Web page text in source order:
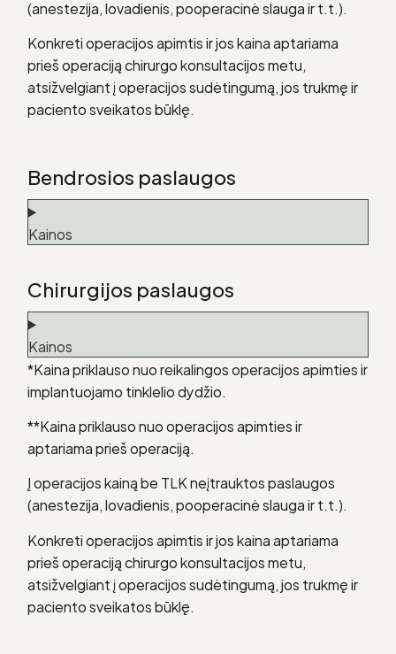
(anestezija, lovadienis, pooperacinė slauga ir t.t.).
Konkreti operacijos apimtis ir jos kaina aptariama
prieš operaciją chirurgo konsultacijos metu,
atsižvelgiant į operacijos sudėtingumą, jos trukmę ir
paciento sveikatos būklę.
Bendrosios paslaugos
Kainos
Chirurgijos paslaugos
Kainos
*Kaina priklauso nuo reikalingos operacijos apimties ir
implantuojamo tinklelio dydžio.
**Kaina priklauso nuo operacijos apimties ir
aptariama prieš operaciją.
Į operacijos kainą be TLK neįtrauktos paslaugos
(anestezija, lovadienis, pooperacinė slauga ir t.t.).
Konkreti operacijos apimtis ir jos kaina aptariama
prieš operaciją chirurgo konsultacijos metu,
atsižvelgiant į operacijos sudėtingumą, jos trukmę ir
paciento sveikatos būklę.